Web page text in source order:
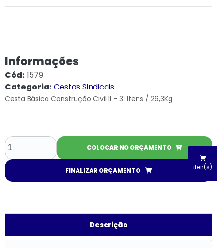
iten(s)
Informações
Cód:1579
Categoria:Cestas Sindicais
Cesta Básica Construção Civil II - 31 Itens / 26,3Kg
COLOCAR NO ORÇAMENTO
FINALIZAR ORÇAMENTO
Descrição